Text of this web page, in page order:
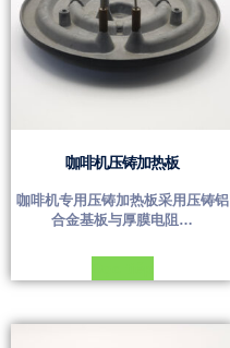
咖啡机压铸加热板
咖啡机专用压铸加热板采用压铸铝
合金基板与厚膜电阻…